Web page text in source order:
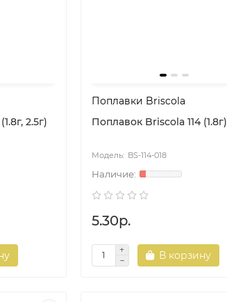
2.5г)
Поплавки Briscola
Поплавок Briscola 114 (1.8г)
BS-114-018
5.30р.
В корзину